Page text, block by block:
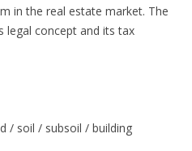
in the real estate market. The
legal concept and its tax
/ soil / subsoil / building